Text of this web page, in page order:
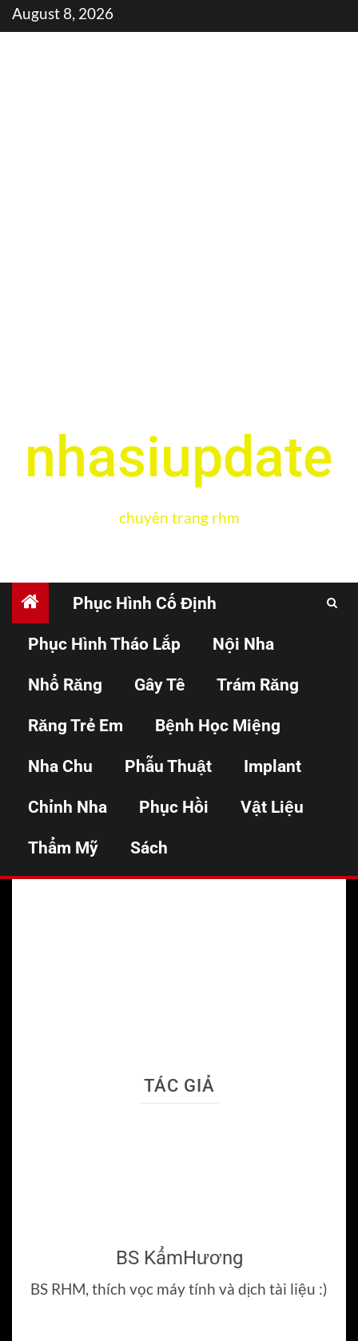
Skip
to
August 8, 2026
nhasiupdate
chuyên trang rhm
Phục Hình Cố Định
Phục Hình Tháo Lắp Nội Nha
Nhổ Răng Gây Tê Trám Răng
Răng Trẻ Em Bệnh Học Miệng
Nha Chu Phẫu Thuật Implant
Chỉnh Nha Phục Hồi Vật Liệu
Thẩm Mỹ Sách
Home Đăng nhập
Đăng nhập
TÁC GIẢ
BS KẩmHương
BS RHM, thích vọc máy tính và dịch tài liệu :)